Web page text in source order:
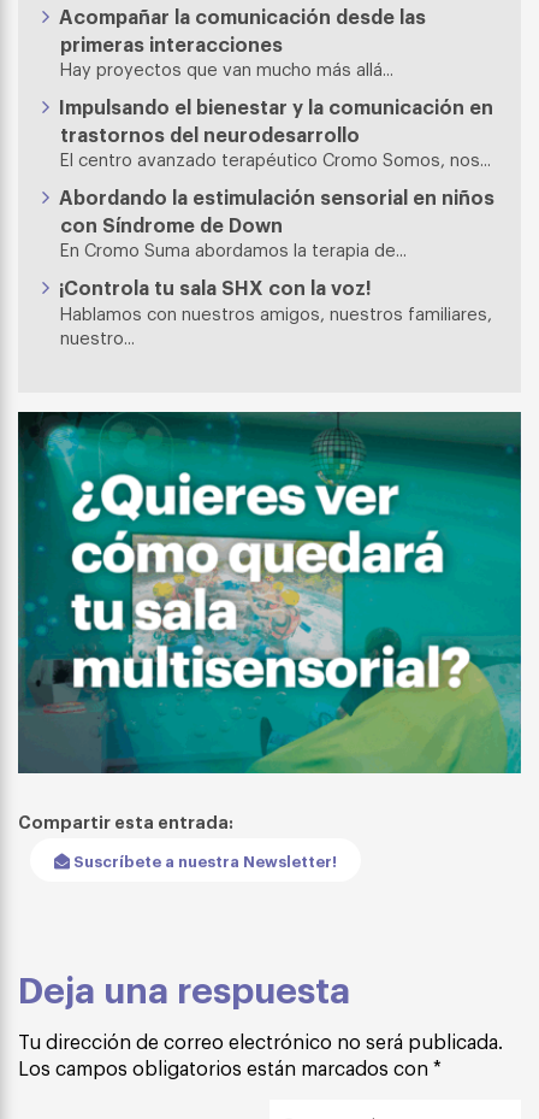
Acompañar la comunicación desde las
primeras interacciones
Hay proyectos que van mucho más allá...
Impulsando el bienestar y la comunicación en
trastornos del neurodesarrollo
El centro avanzado terapéutico Cromo Somos, nos...
Abordando la estimulación sensorial en niños
con Síndrome de Down
En Cromo Suma abordamos la terapia de...
¡Controla tu sala SHX con la voz!
Hablamos con nuestros amigos, nuestros familiares,
nuestro...
Compartir esta entrada:
Suscríbete a nuestra Newsletter!
Deja una respuesta
Tu dirección de correo electrónico no será publicada.
Los campos obligatorios están marcados con *